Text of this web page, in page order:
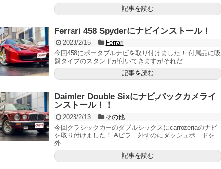
記事を読む
Ferrari 458 Spyderにナビインストール！
2023/2/15
Ferrari
今回458にポータブルナビを取り付けました！ 付属品に吸
盤タイプのスタンドが付いてきますがそれだ...
記事を読む
Daimler Double Sixにナビ,バックカメライ
ンストール！！
2023/2/13
その他
今回クラシックカーのダブルシックスにcarrozeriaのナビ
を取り付けました！ Aピラー外すのにダッシュボードを
外...
記事を読む